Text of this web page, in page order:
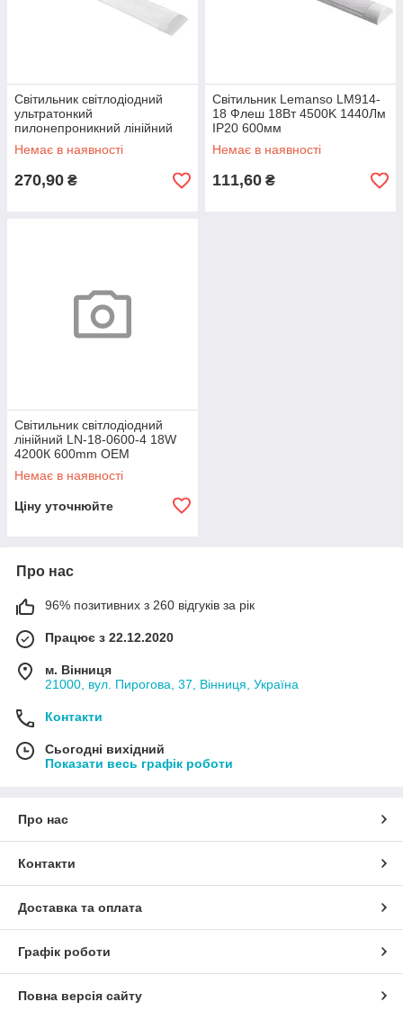
Світильник світлодіодний
ультратонкий
пилонепроникний лінійний
18Вт 3000К 600мм
Немає в наявності
270,90 ₴
Світильник Lemanso LM914-
18 Флеш 18Вт 4500K 1440Лм
IP20 600мм
Немає в наявності
111,60 ₴
Світильник світлодіодний
лінійний LN-18-0600-4 18W
4200К 600mm OEM
Немає в наявності
Ціну уточнюйте
Про нас
96% позитивних з 260 відгуків за рік
Працює з 22.12.2020
м. Вінниця
21000, вул. Пирогова, 37, Вінниця, Україна
Контакти
Сьогодні вихідний
Показати весь графік роботи
Про нас
Контакти
Доставка та оплата
Графік роботи
Повна версія сайту